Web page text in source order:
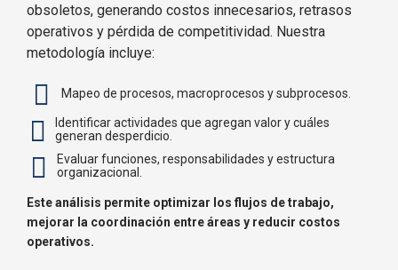
obsoletos, generando costos innecesarios, retrasos
operativos y pérdida de competitividad. Nuestra
metodología incluye:
Mapeo de procesos, macroprocesos y subprocesos.
Identificar actividades que agregan valor y cuáles
generan desperdicio.
Evaluar funciones, responsabilidades y estructura
organizacional.
Este análisis permite optimizar los flujos de trabajo,
mejorar la coordinación entre áreas y reducir costos
operativos.